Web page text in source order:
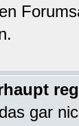
gar